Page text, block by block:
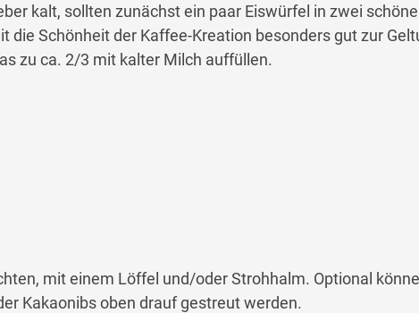
kalt, sollten zunächst ein paar Eiswürfel in zwei
die Schönheit der Kaffee-Kreation besonders gut zur
zu ca. 2/3 mit kalter Milch auffüllen.
mit einem Löffel und/oder Strohhalm. Optional
Kakaonibs oben drauf gestreut werden.